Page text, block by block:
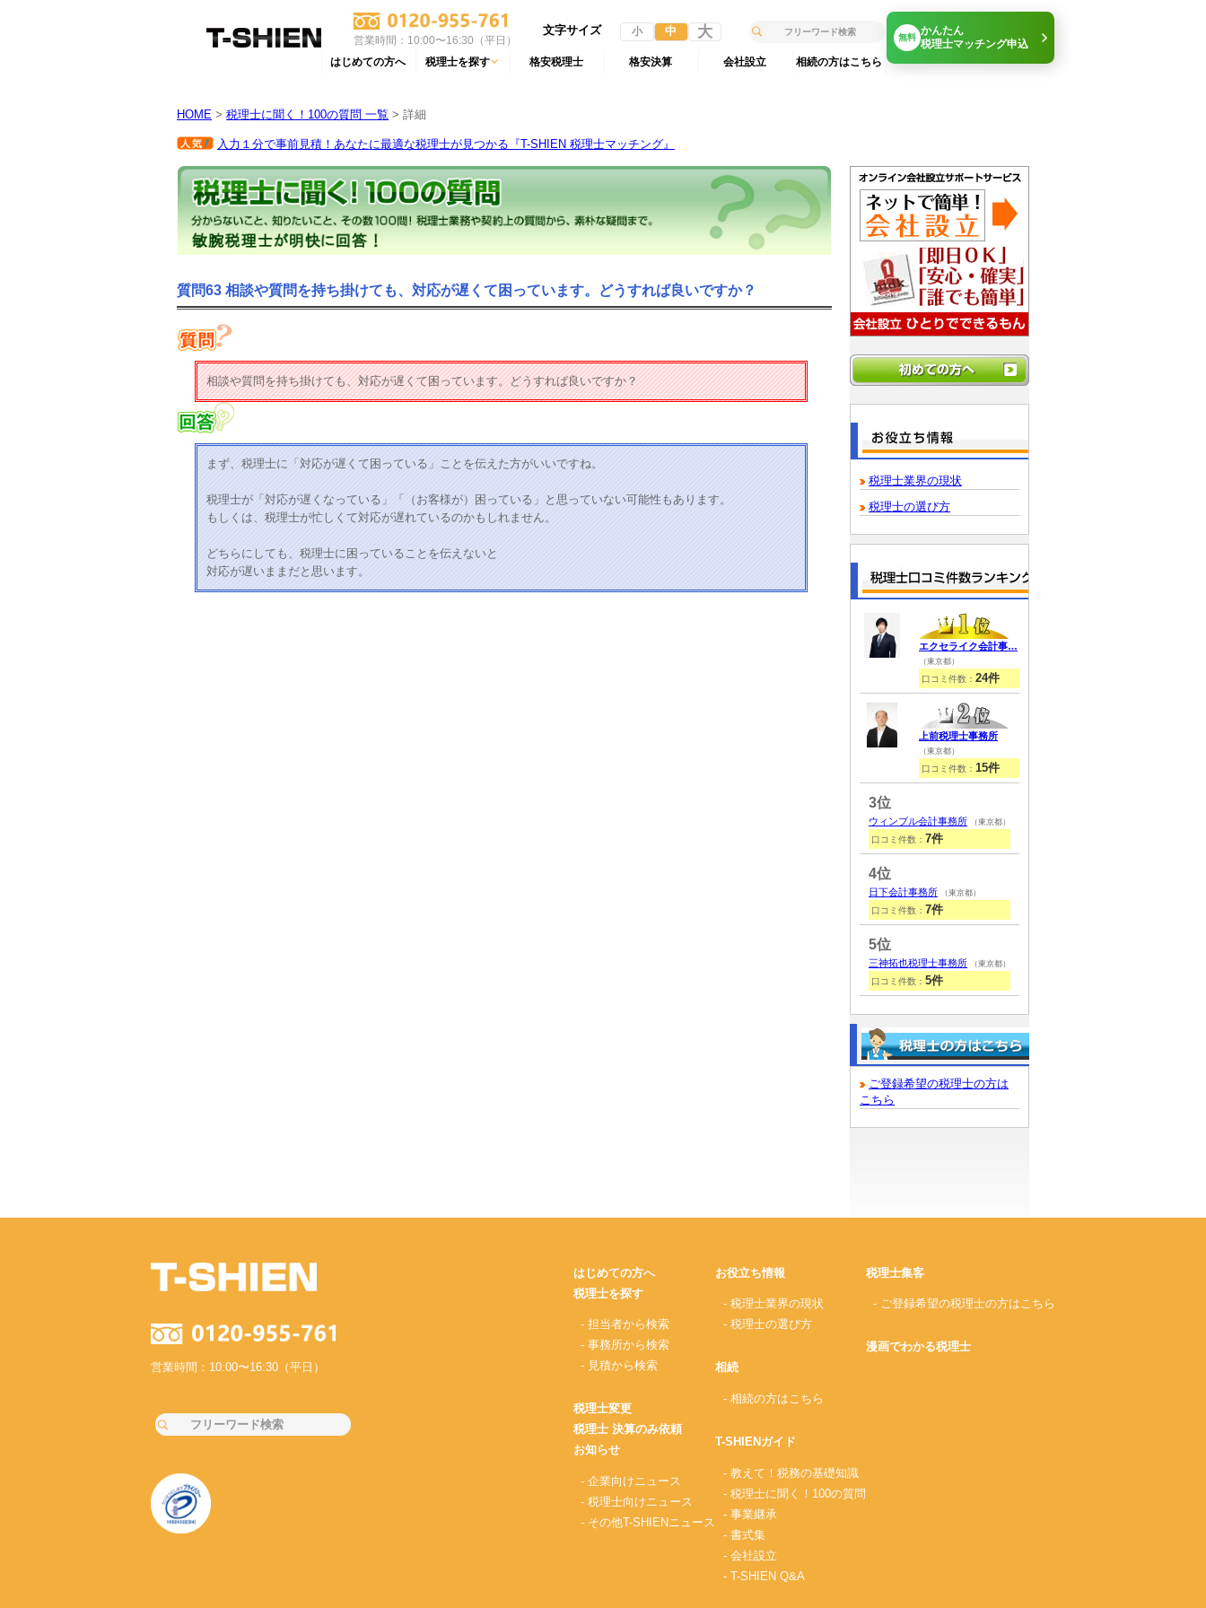
営業時間：10:00〜16:30（平日）
文字サイズ 小 中 大
はじめての方へ 税理士を探す 格安税理士 格安決算 会社設立 相続の方はこちら
無料
かんたん
税理士マッチング申込
HOME > 税理士に聞く！100の質問 一覧 > 詳細
入力１分で事前見積！あなたに最適な税理士が見つかる『T-SHIEN 税理士マッチング』
質問63 相談や質問を持ち掛けても、対応が遅くて困っています。どうすれば良いですか？
相談や質問を持ち掛けても、対応が遅くて困っています。どうすれば良いですか？
まず、税理士に「対応が遅くて困っている」ことを伝えた方がいいですね。
税理士が「対応が遅くなっている」「（お客様が）困っている」と思っていない可能性もあります。
もしくは、税理士が忙しくて対応が遅れているのかもしれません。
どちらにしても、税理士に困っていることを伝えないと
対応が遅いままだと思います。
税理士業界の現状
税理士の選び方
エクセライク会計事…
（東京都）
口コミ件数： 24件
上前税理士事務所
（東京都）
口コミ件数： 15件
3位
ウィンブル会計事務所 （東京都）
口コミ件数： 7件
4位
日下会計事務所 （東京都）
口コミ件数： 7件
5位
三神拓也税理士事務所 （東京都）
口コミ件数： 5件
ご登録希望の税理士の方は
こちら
営業時間：10:00〜16:30（平日）
はじめての方へ
税理士を探す
- 担当者から検索
- 事務所から検索
- 見積から検索
税理士変更
税理士 決算のみ依頼
お知らせ
- 企業向けニュース
- 税理士向けニュース
- その他T-SHIENニュース
お役立ち情報
- 税理士業界の現状
- 税理士の選び方
相続
- 相続の方はこちら
T-SHIENガイド
- 教えて！税務の基礎知識
- 税理士に聞く！100の質問
- 事業継承
- 書式集
- 会社設立
- T-SHIEN Q&A
税理士集客
- ご登録希望の税理士の方はこちら
漫画でわかる税理士